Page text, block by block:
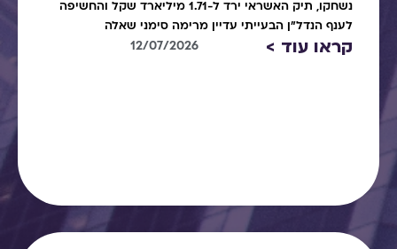
נשחקו, תיק האשראי ירד ל-1.71 מיליארד שקל והחשיפה
לענף הנדל"ן הבעייתי עדיין מרימה סימני שאלה
קראו עוד > 12/07/2026